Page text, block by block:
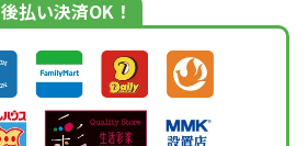
後払い決済OK！